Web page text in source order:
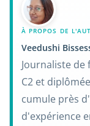
À PROPOS DE
Veedushi
Journaliste de
C2 et
cumule près
d'expérience